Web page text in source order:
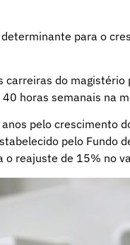
para o
do magistério
horas semanais na
pelo crescimento
pelo Fundo
o reajuste de 15% no